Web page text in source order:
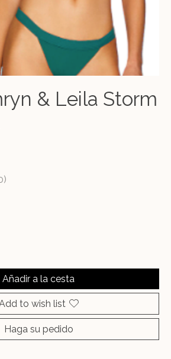
& Leila Storm
is
Añadir a la cesta
to wish list
Haga su pedido